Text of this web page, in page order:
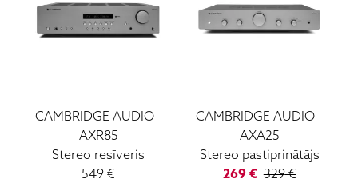
CAMBRIDGE AUDIO-
AXR85
Stereo resīveris
549 €
CAMBRIDGE AUDIO -
AXA25
Stereo pastiprinātājs
269€ 329€